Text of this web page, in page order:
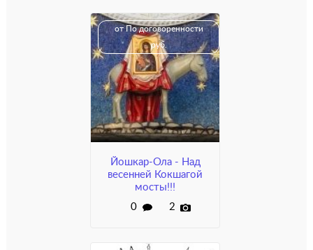
Йошкар-Ола - Над
весенней Кокшагой
мосты!!!
0
2
от По договоренности
руб.